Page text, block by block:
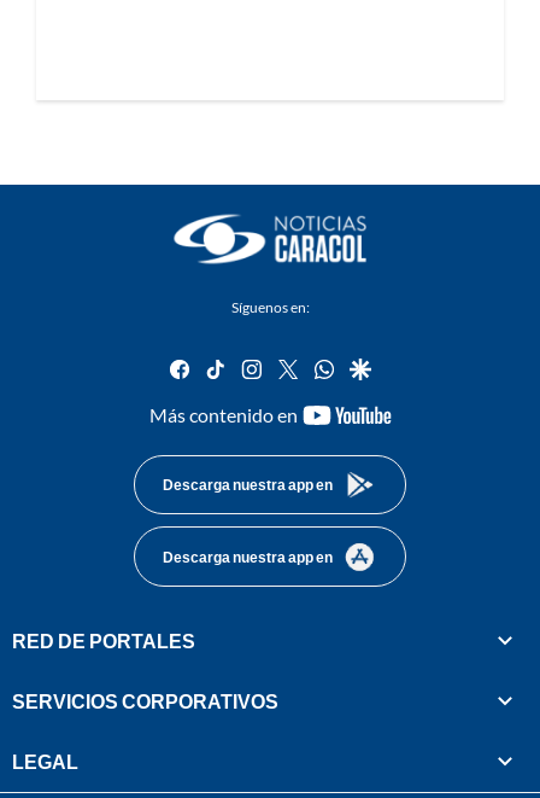
Síguenos en:
facebook
tiktok instagram
twitterwhatsapp
google
Más contenido en
youtube-
Descarga nuestra app en
Descarga nuestra app en
RED DE PORTALES
SERVICIOS CORPORATIVOS
LEGAL